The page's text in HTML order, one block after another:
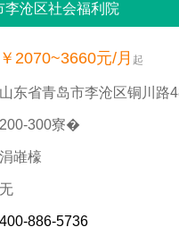
李沧区社会福利院
￥2070~3660元/月 起
山东省青岛市李沧区铜川路
200-300寮�
涓嶉檺
无
400-886-5736